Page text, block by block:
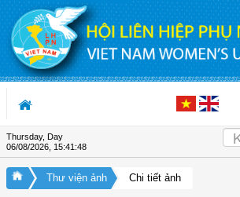
Skip to Content
Thursday, Day
06/08/2026, 15:41:49
Thư viện ảnh Chi tiết ảnh